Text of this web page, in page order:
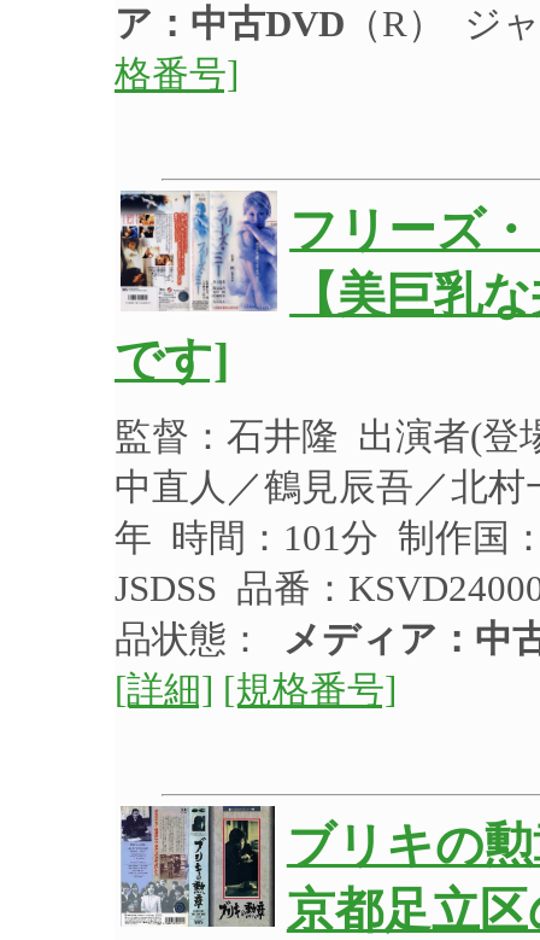
ア：中古DVD （R） ジ
格番号]
フリーズ
【美巨乳
です]
監督：石井隆 出演者(登
中直人／鶴見辰吾／北
年 時間：101分 制作国
JSDSS 品番：
品状態：
メディア：中
[詳細] [規格番号]
ブリキの
京都足立